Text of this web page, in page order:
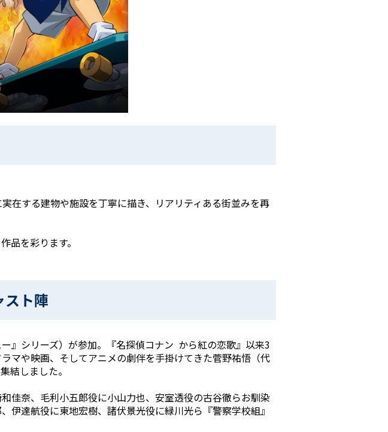
在する建物や施設を丁寧に描き、リアリティある街並みを再
品を彩ります。
スト陣
』シリーズ）が参加。『名探偵コナン から紅の恋歌』以来3
マや映画、そしてアニメの劇伴を手掛けてきた菅野祐悟（代
結しました。
佳奈、毛利小五郎役に小山力也、安室透役の古谷徹らお馴染
伊達航役に東地宏樹、諸伏景光役に緑川光ら『警察学校組』